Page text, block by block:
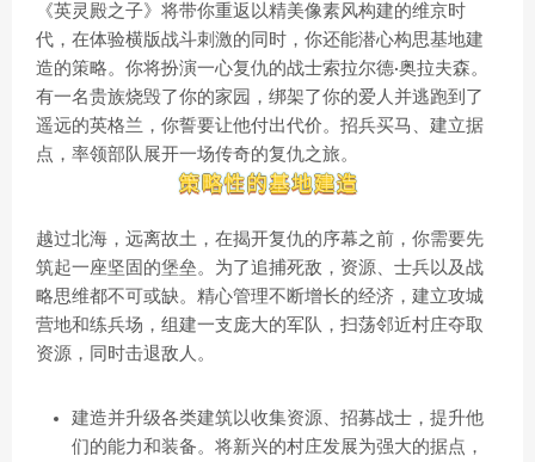
《英灵殿之子》将带你重返以精美像素风构建的维京时
代，在体验横版战斗刺激的同时，你还能潜心构思基地建
造的策略。你将扮演一心复仇的战士索拉尔德·奥拉夫森。
有一名贵族烧毁了你的家园，绑架了你的爱人并逃跑到了
遥远的英格兰，你誓要让他付出代价。招兵买马、建立据
点，率领部队展开一场传奇的复仇之旅。
越过北海，远离故土，在揭开复仇的序幕之前，你需要先
筑起一座坚固的堡垒。为了追捕死敌，资源、士兵以及战
略思维都不可或缺。精心管理不断增长的经济，建立攻城
营地和练兵场，组建一支庞大的军队，扫荡邻近村庄夺取
资源，同时击退敌人。
建造并升级各类建筑以收集资源、招募战士，提升他
们的能力和装备。将新兴的村庄发展为强大的据点，